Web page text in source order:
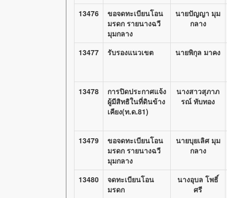
13476
ขอจดทะเบียนโอน
มรดก รายนางฉวี
มุมกลาง
นายปัญญา มุม
กลาง
13477 รับรองแนวเขต นายพิกุล มาคง
13478
การปิดประกาศแจ้ง
ผู้มีสิทธิในที่ดินข้าง
เคียง(ท.ด.81)
นางสาวสุภาภ
รณ์ ทับทอง
13479
ขอจดทะเบียนโอน
มรดก รายนางฉวี
มุมกลาง
นายบุยเลิศ มุม
กลาง
13480
จดทะเบียนโอน
มรดก
นางอุบล โพธิ์
ศรี